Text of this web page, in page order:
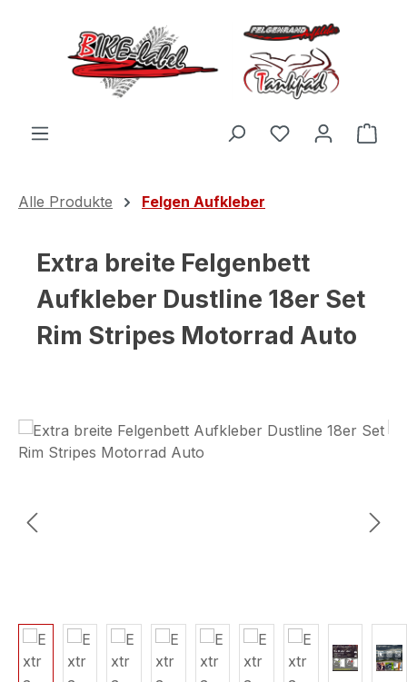
Zum Hauptinhalt springen
Du hast 0
Alle Produkte Felgen Aufkleber
Extra breite Felgenbett
Aufkleber Dustline 18er Set
Rim Stripes Motorrad Auto
Bildergalerie überspringen